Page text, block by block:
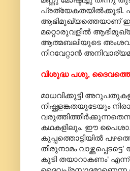
പ്രത്യേകതയിൽക്കൂടി.
ആഭിമുഖ്യത്തെയാണ്
മറ്റൊരുവളിൽ
ആത്മബലിയുടെ
നിറവേറ്റാൻ
വിശുദ്ധ പശു, ദൈവത്തെ
മാധവിക്കുട്ടി
നിഷ്ക്കളങ്കതയുടേയും
കഥകളിലും. ഈ
കുപ്പത്തൊട്ടിയിൽ
തിരുനാമം
കൂടി തയാറാകണം‘